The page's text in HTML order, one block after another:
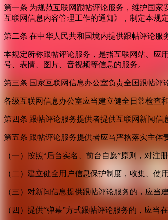
第一条 为规范互联网跟帖评论服务，维护国
互联网信息内容管理工作的通知》，制定本规定
第二条 在中华人民共和国境内提供跟帖评论服
本规定所称跟帖评论服务，是指互联网站、应
号、表情、图片、音视频等信息的服务。
第三条 国家互联网信息办公室负责全国跟帖
各级互联网信息办公室应当建立健全日常检查
第四条 跟帖评论服务提供者提供互联网新闻
第五条 跟帖评论服务提供者应当严格落实主体
（一）按照“后台实名、前台自愿”原则，对
（二）建立健全用户信息保护制度，收集、
（三）对新闻信息提供跟帖评论服务的，应当
（四）提供“弹幕”方式跟帖评论服务的，应当